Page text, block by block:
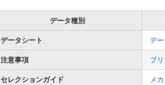
データ種別
データシート デー
注意事項 プ
セレクションガイド メ